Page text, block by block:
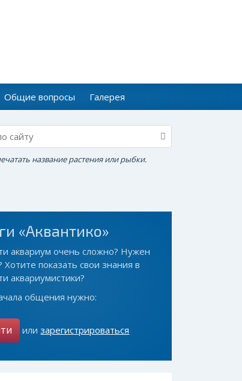
Общие вопросы Галерея
название растения или рыбки.
«Аквантико»
аквариум очень сложно? Нужен
Хотите показать свои знания в
аквариумистики?
общения нужно:
илизарегистрироваться